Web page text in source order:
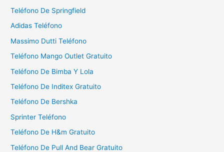
Teléfono De Springfield
Adidas Teléfono
Massimo Dutti Teléfono
Teléfono Mango Outlet Gratuito
Teléfono De Bimba Y Lola
Teléfono De Inditex Gratuito
Teléfono De Bershka
Sprinter Teléfono
Teléfono De H&m Gratuito
Teléfono De Pull And Bear Gratuito